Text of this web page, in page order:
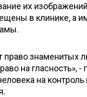
их
в клинике, а
право знаменитых
на гласность», -
на